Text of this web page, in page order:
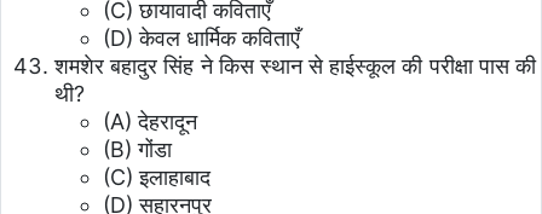
(C) छायावादी कविताएँ
(D) केवल धार्मिक कविताएँ
शमशेर बहादुर सिंह ने किस स्थान से हाईस्कूल की परीक्षा पास की
थी?
(A) देहरादून
(B) गोंडा
(C) इलाहाबाद
(D) सहारनपुर